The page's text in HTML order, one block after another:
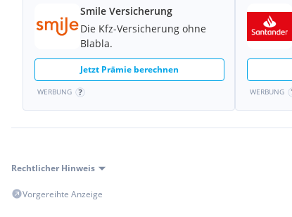
Fahrersitz höhenverstellbar
Panoramadach mit Sonnenschutz
Rücksitzbank geteilt klappbar
Scheckheftgepflegt
beheizte Aussenspiegel
Lordosenstütze
IsoFix
Sitzheizung
Leichtmetallfelgen
ABS
Smile Versicherung
Die Kfz-Versicherung ohne
Blabla.
Jetzt Prämie berechnen
WERBUNG WERBUNG
Rechtlicher Hinweis
Vorgereihte Anzeige